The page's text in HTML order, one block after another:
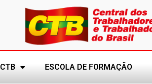
CTB ESCOLA DE FORMAÇÃO